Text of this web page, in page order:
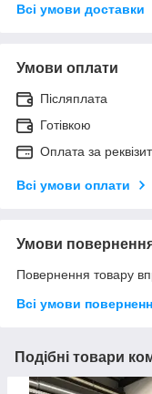
Всі умови доставки
Умови оплати
Післяплата
Готівкою
Оплата за
Всі умови оплати
Умови
Повернення товару
Всі умови
Подібні товари